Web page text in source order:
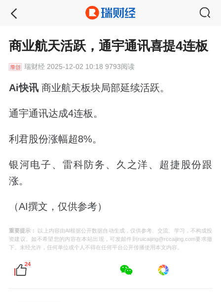
商业航天活跃，通宇通讯喜提4连板
瑞财经2025-12-02 10:18 9793阅读
Ai快讯商业航天板块局部延续活跃。
通宇通讯达成4连板。
利君股份涨幅超8%。
银河电子、雷科防务、久之洋、超捷股份跟
涨。
（AI撰文，仅供参考）
重要提示：
以上内容由AI根据公开数据自动生成，仅供参考、交流、学习，不构成投
资建议。如不希望您的内容在本站出现，可发邮件到ruicaijing@rccaijing.com要求撤
下。未经允许，任何单位或个人不得在任何平台公开传播使用本文内容。
24